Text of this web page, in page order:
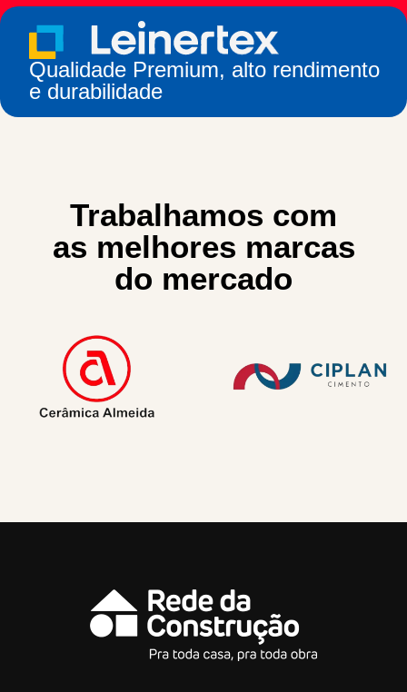
Qualidade Premium, alto rendimento
e durabilidade
Trabalhamos com
as melhores marcas
do mercado